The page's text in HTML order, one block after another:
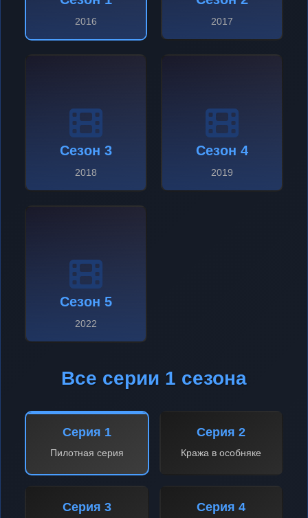
2016 2017
Сезон 3
2018
Сезон 4
2019
Сезон 5
2022
Все серии 1 сезона
Серия 1
Пилотная серия
Серия 2
Кража в особняке
Серия 3 Серия 4